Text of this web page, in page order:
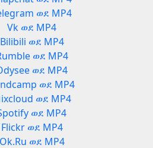
ወደ MP4
Vk ወደ MP4
Bilibili ወደ MP4
ወደ MP4
ወደ MP4
ወደ MP4
ወደ MP4
ወደ MP4
Flickr ወደ MP4
Ok.Ru ወደ MP4